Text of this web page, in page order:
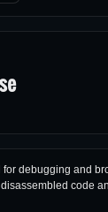
debugging and
code